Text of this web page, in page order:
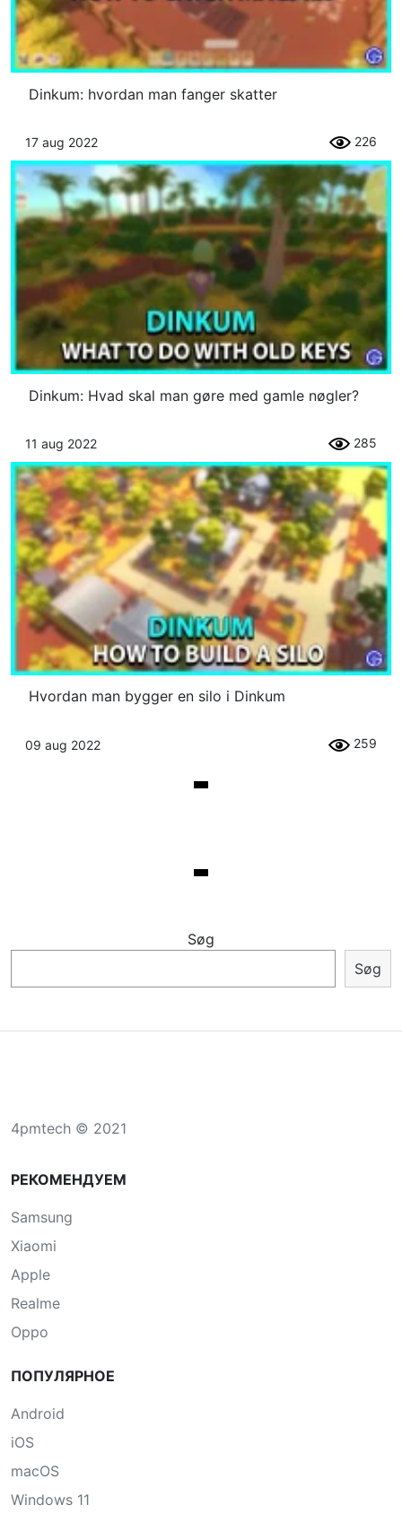
Dinkum: hvordan man fanger skatter
17 aug 2022 226
Dinkum: Hvad skal man gøre med gamle nøgler?
11 aug 2022 285
Hvordan man bygger en silo i Dinkum
09 aug 2022 259
Søg
Søg
4pmtech © 2021
РЕКОМЕНДУЕМ
Samsung
Xiaomi
Apple
Realme
Oppo
ПОПУЛЯРНОЕ
Android
iOS
macOS
Windows 11